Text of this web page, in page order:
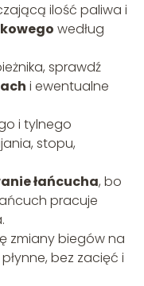
ilość paliwa i
według
sprawdź
i ewentualne
i tylnego
stopu,
łańcucha, bo
pracuje
zmiany biegów na
bez zacięć i